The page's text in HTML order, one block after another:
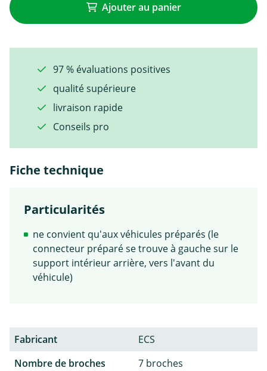
Ajouter au panier
97 % évaluations positives
qualité supérieure
livraison rapide
Conseils pro
Fiche technique
Particularités
ne convient qu'aux véhicules préparés (le
connecteur préparé se trouve à gauche sur le
support intérieur arrière, vers l'avant du
véhicule)
Fabricant
ECS
Nombre de broches
7 broches